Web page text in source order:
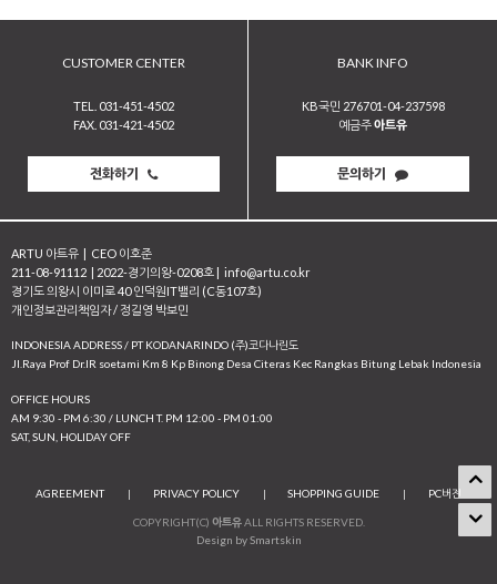
CUSTOMER CENTER
TEL. 031-451-4502
FAX. 031-421-4502
전화하기
BANK INFO
KB국민 276701-04-237598
예금주아트유
문의하기
ARTU 아트유 | CEO 이호준
211-08-91112 | 2022-경기의왕-0208호 | info@artu.co.kr
경기도 의왕시 이미로 40 인덕원IT밸리 (C동107호)
개인정보관리책임자 / 정길영 박보민
INDONESIA ADDRESS / PT KODANARINDO (주)코다나린도
JI.Raya Prof Dr.IR soetami Km 8 Kp Binong Desa Citeras Kec Rangkas Bitung Lebak Indonesia
OFFICE HOURS
AM 9:30 - PM 6:30 / LUNCH T. PM 12:00 - PM 01:00
SAT, SUN, HOLIDAY OFF
AGREEMENT | PRIVACY POLICY | SHOPPING GUIDE | PC버전
COPYRIGHT(C) 아트유ALL RIGHTS RESERVED.